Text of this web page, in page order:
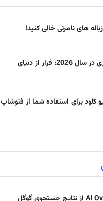
های نامرئی خالی کنید!
بهترین بازی‌های فانتزی در سال 2026: فرار از دنیای
کلود برای استفاده شما از فتوشاپ